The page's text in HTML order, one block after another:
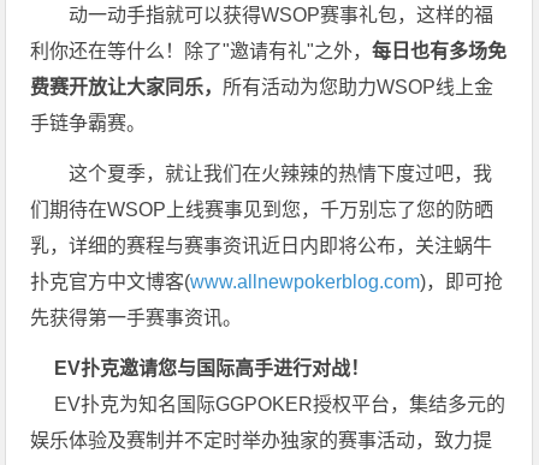
动一动手指就可以获得WSOP赛事礼包，这样的福
利你还在等什么！除了"邀请有礼"之外，每 日也有多场免
费赛开放让大家同乐， 所有活动为您助力WSOP线上金
手链争霸赛。
这个夏季，就让我们在火辣辣的热情下度过吧，我
们期待在WSOP上线赛事见到您，千万别忘了您的防晒
乳，详细的赛程与赛事资讯近日内即将公布，关注蜗牛
扑克官方中文博客(www.allnewpokerblog.com)，即可抢
先获得第一手赛事资讯。
EV扑克邀请您与国际高手进行对战！
EV扑克为知名国际GGPOKER授权平台，集结多元的
娱乐体验及赛制并不定时举办独家的赛事活动，致力提